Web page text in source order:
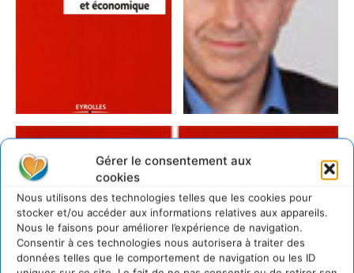
Gérer le consentement aux
cookies
Nous utilisons des technologies telles que les cookies pour
stocker et/ou accéder aux informations relatives aux appareils.
Nous le faisons pour améliorer l’expérience de navigation.
Consentir à ces technologies nous autorisera à traiter des
données telles que le comportement de navigation ou les ID